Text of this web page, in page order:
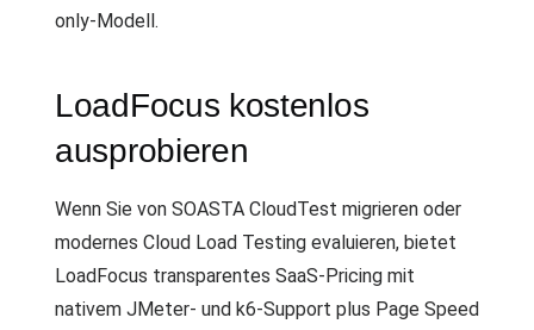
only-Modell.
LoadFocus kostenlos
ausprobieren
Wenn Sie von SOASTA CloudTest migrieren oder
modernes Cloud Load Testing evaluieren, bietet
LoadFocus transparentes SaaS-Pricing mit
nativem JMeter- und k6-Support plus Page Speed